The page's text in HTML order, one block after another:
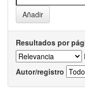
Resultados por
Autor/registro